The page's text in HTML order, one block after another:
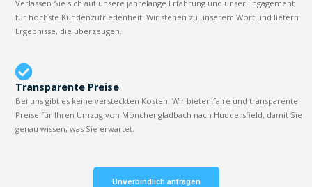
Verlassen Sie sich auf unsere jahrelange Erfahrung und unser Engagement
für höchste Kundenzufriedenheit. Wir stehen zu unserem Wort und liefern
Ergebnisse, die überzeugen.
Transparente Preise
Bei uns gibt es keine versteckten Kosten. Wir bieten faire und transparente
Preise für Ihren Umzug von Mönchengladbach nach Huddersfield, damit Sie
genau wissen, was Sie erwartet.
Unverbindlich anfragen